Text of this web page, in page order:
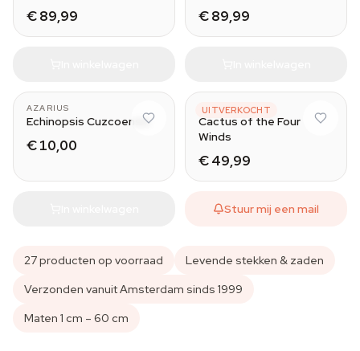
€ 89,99 € 89,99
AZARIUS
Echinopsis Cuzcoensis
€ 10,00
UITVERKOCHT
UNBRANDED
Cactus of the Four
Winds
€ 49,99
Stuur mij een mail
27 producten op voorraad
Levende stekken & zaden
Verzonden vanuit Amsterdam sinds 1999
Maten 1 cm – 60 cm